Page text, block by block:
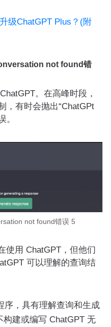
级ChatGPT Plus？(附
not found错
。在高峰时段，
，有时会抛出“ChatGPt
。
not found错误 5
用 ChatGPT，但他们
可以理解的查询结
序，具有理解查询和生成
建或编写 ChatGPT 无